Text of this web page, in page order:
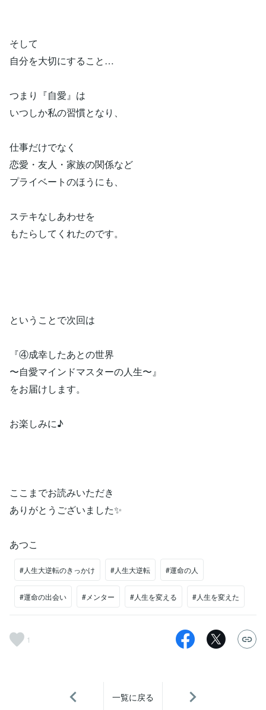
そして
自分を大切にすること…
つまり『自愛』は
いつしか私の習慣となり、
仕事だけでなく
恋愛・友人・家族の関係など
プライベートのほうにも、
ステキなしあわせを
もたらしてくれたのです。
ということで次回は
『④成幸したあとの世界
〜自愛マインドマスターの人生〜』
をお届けします。
お楽しみに♪
ここまでお読みいただき
ありがとうございました✨
あつこ
#人生大逆転のきっかけ #人生大逆転 #運命の人
#運命の出会い #メンター #人生を変える #人生を変えた
1
一覧に戻る